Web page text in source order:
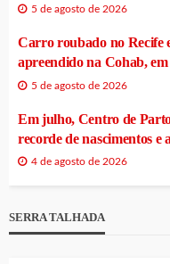
5 de agosto de 2026
Carro roubado no Recife
apreendido na Cohab,
5 de agosto de 2026
Em julho, Centro de
recorde de nascimentos e
4 de agosto de 2026
SERRA TALHADA